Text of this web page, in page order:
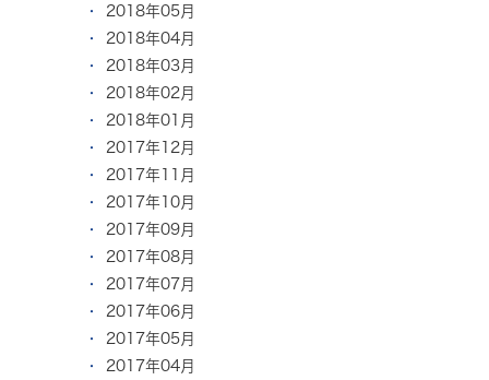
2018年05月
2018年04月
2018年03月
2018年02月
2018年01月
2017年12月
2017年11月
2017年10月
2017年09月
2017年08月
2017年07月
2017年06月
2017年05月
2017年04月